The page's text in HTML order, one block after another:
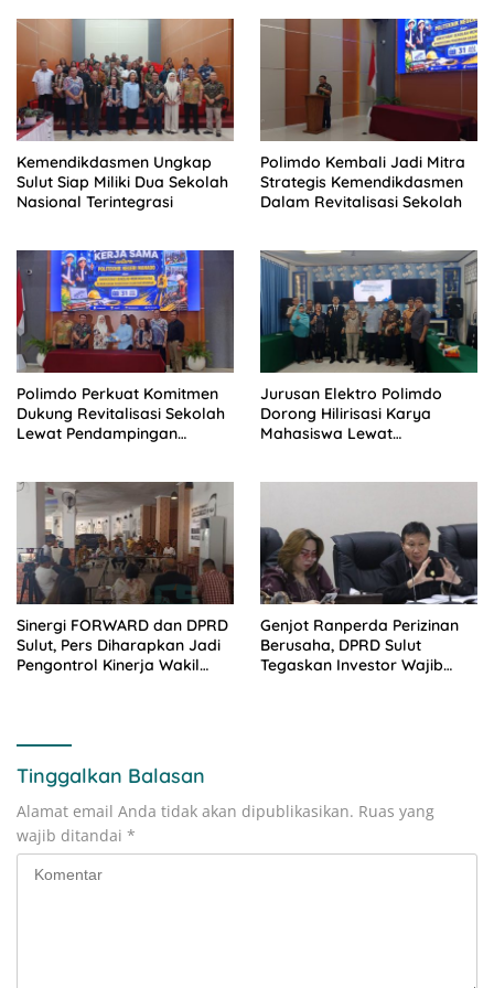
Kemendikdasmen Ungkap
Sulut Siap Miliki Dua Sekolah
Nasional Terintegrasi
Polimdo Kembali Jadi Mitra
Strategis Kemendikdasmen
Dalam Revitalisasi Sekolah
Polimdo Perkuat Komitmen
Dukung Revitalisasi Sekolah
Lewat Pendampingan
Jurusan Elektro Polimdo
Dorong Hilirisasi Karya
Mahasiswa Lewat
Sinergi FORWARD dan DPRD
Sulut, Pers Diharapkan Jadi
Pengontrol Kinerja Wakil
Genjot Ranperda Perizinan
Berusaha, DPRD Sulut
Tegaskan Investor Wajib
Tinggalkan Balasan
Alamat email Anda tidak akan dipublikasikan. Ruas yang
wajib ditandai *